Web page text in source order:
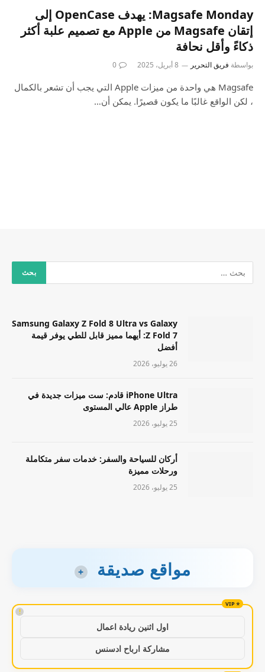
Magsafe Monday: يهدف OpenCase إلى
إتقان Magsafe من Apple مع تصميم علبة أكثر
ذكاءً وأقل نحافة
بواسطة فريق التحرير 8 أبريل، 2025 0
Magsafe هي واحدة من ميزات Apple التي يجب أن تشعر بالكمال
، لكن الواقع غالبًا ما يكون قصيرًا. يمكن أن…
Samsung Galaxy Z Fold 8 Ultra vs Galaxy
Z Fold 7: أيهما مميز قابل للطي يوفر قيمة
أفضل
26 يوليو، 2026
iPhone Ultra قادم: ست ميزات جديدة في
طراز Apple عالي المستوى
25 يوليو، 2026
أركان للسياحة والسفر: خدمات سفر متكاملة
ورحلات مميزة
25 يوليو، 2026
مواقع صديقة +
!
اول اثنين ريادة اعمال
مشاركة ارباح ادسنس